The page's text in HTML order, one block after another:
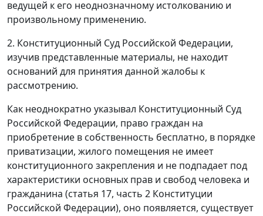
ведущей к его неоднозначному истолкованию и
произвольному применению.
2. Конституционный Суд Российской Федерации,
изучив представленные материалы, не находит
оснований для принятия данной жалобы к
рассмотрению.
Как неоднократно указывал Конституционный Суд
Российской Федерации, право граждан на
приобретение в собственность бесплатно, в порядке
приватизации, жилого помещения не имеет
конституционного закрепления и не подпадает под
характеристики основных прав и свобод человека и
гражданина (статья 17, часть 2 Конституции
Российской Федерации), оно появляется, существует